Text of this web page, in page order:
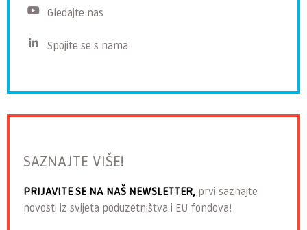
Gledajte nas
Spojite se s nama
SAZNAJTE VIŠE!
PRIJAVITE SE NA NAŠ NEWSLETTER, prvi saznajte
novosti iz svijeta poduzetništva i EU fondova!